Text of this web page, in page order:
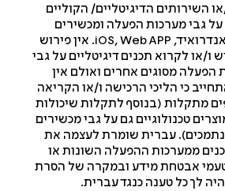
הדיגיטליים/ הקוליים
מערכות הפעלה ומכשירים
iOS, Web APP. אין פירוש
תכנים דיגיטליים על גבי
מסוגים אחרים ואולם אין
הליכי הרכישה ו/או הקריאה
(בנוסף לתקלות שיכולות
גם על גבי מכשירים
עברית שומרת לעצמה את
ההפעלה השונות או
מידע ובמקרה של הסרת
כל טענה כנגד עברית.